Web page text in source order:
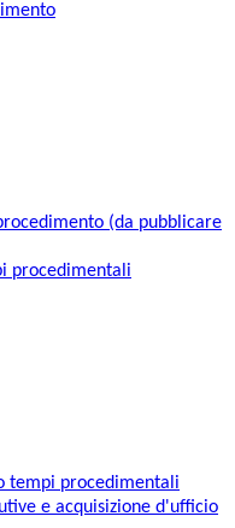
(da pubblicare
procedimentali
tempi procedimentali
e acquisizione d'ufficio